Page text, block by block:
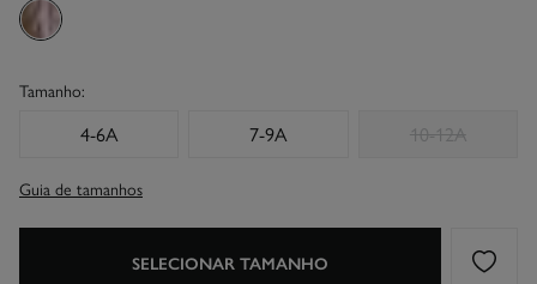
Tamanho:
4-6A 7-9A 10-12A
Guia de tamanhos
SELECIONAR TAMANHO